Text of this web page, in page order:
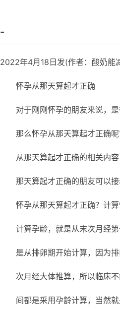
-
2022年4月18日发(作者：酸奶能
怀孕从那天算起才正确
对于刚刚怀孕的朋友来说，
那么怀孕从那天算起才正确
从那天算起才正确的相关内
那天算起才正确的朋友可以
怀孕从那天算起才正确？计
计算孕龄，就是从末次月经
是从排卵期开始计算，因为
次月经大体推算，所以临床
间都是采用孕龄计算，当然